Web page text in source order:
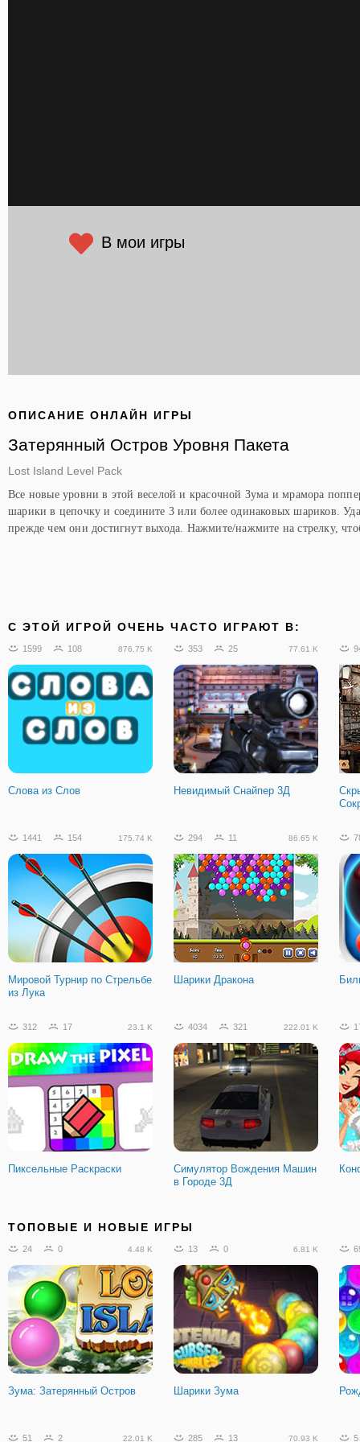
В мои игры
ОПИСАНИЕ ОНЛАЙН ИГРЫ
Затерянный Остров Уровня Пакета
Lost Island Level Pack
Все новые уровни в этой веселой и красочной Зума и мрамора
шарики в цепочку и соедините 3 или более одинаковых шариков.
прежде чем они достигнут выхода. Нажмите/нажмите на стрелку,
C ЭТОЙ ИГРОЙ ОЧЕНЬ ЧАСТО ИГРАЮТ В:
1599 108 876.75 K
Слова из Слов
353 25 77.61 K
Невидимый Снайпер 3Д
1441 154 175.74 K
Мировой Турнир по Стрельбе
из Лука
294 11 86.65 K
Шарики Дракона
312 17 23.1 K
Пиксельные Раскраски
4034 321 222.01 K
Симулятор Вождения Машин
в Городе 3Д
Flakmeister 10х10
ТОПОВЫЕ И НОВЫЕ ИГРЫ
24 0 4.48 K
Зума: Затерянный Остров
13 0 6.81 K
Шарики Зума
51 2 22.01 K 285 13 70.93 K 5